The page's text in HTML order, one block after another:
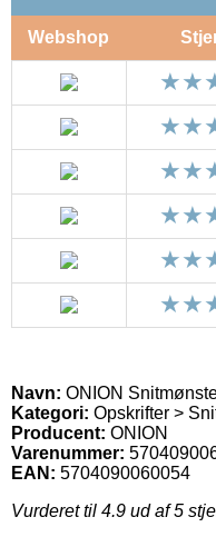
Webshop
Navn: ONION
Kategori: Opskrifter >
Producent: ONION
Varenummer:
EAN: 5704090060054
Vurderet til 4.9 ud af 5